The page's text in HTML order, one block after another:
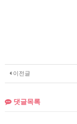
이전글
댓글목록